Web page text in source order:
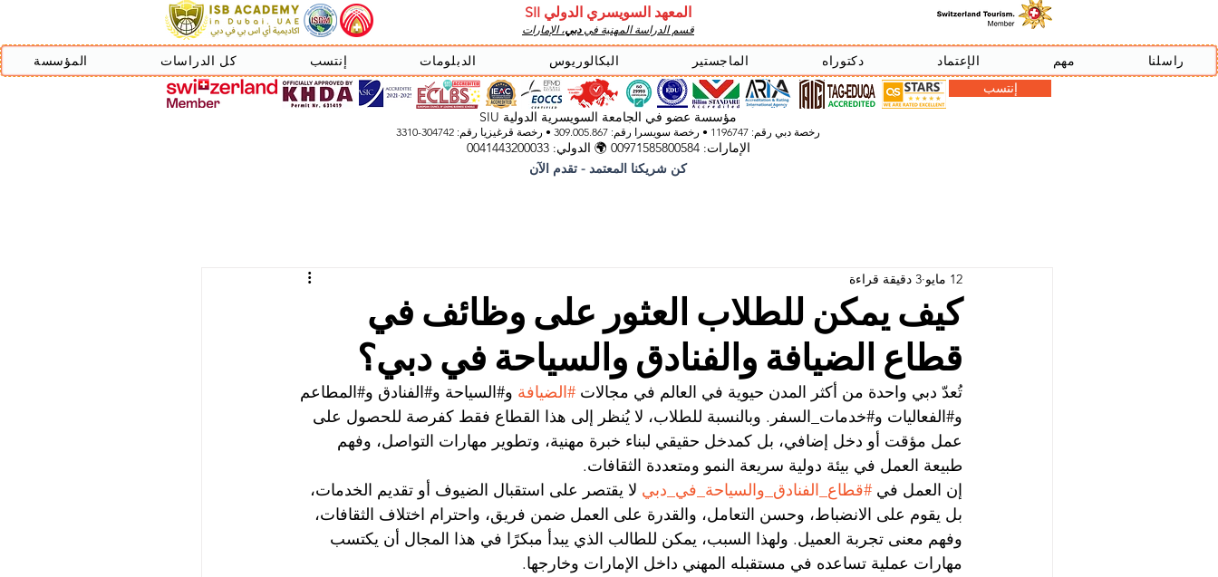
المعهد السويسري الدولي SII
قسم الدراسة المهنية فيدبي، الإمارات
المؤسسة كل الدراسات إنتسب الدبلومات البكالوريوس الماجستير دكتوراه الإعتماد مهم
راسلنا
إنتسب
مؤسسة عضو في الجامعة السويسرية الدولية SIU
رخصة دبي رقم: 1196747 • رخصة سويسرا رقم: 309.005.867 • رخصة قرغيزيا رقم: 304742-3310
الإمارات: 00971585800584 🌍 الدولي: 0041443200033
كن شريكنا المعتمد - تقدم الآن
كيف يمكن للطلاب العثور على وظائف في
قطاع الضيافة والفنادق والسياحة في دبي؟
12 مايو 3 دقيقة قراءة
تُعدّ دبي واحدة من أكثر المدن حيوية في العالم في مجالات #الضيافة و#السياحة و#الفنادق و#المطاعم
و#الفعاليات و#خدمات_السفر. وبالنسبة للطلاب، لا يُنظر إلى هذا القطاع فقط كفرصة للحصول على
عمل مؤقت أو دخل إضافي، بل كمدخل حقيقي لبناء خبرة مهنية، وتطوير مهارات التواصل، وفهم
طبيعة العمل في بيئة دولية سريعة النمو ومتعددة الثقافات.
إن العمل في #قطاع_الفنادق_والسياحة_في_دبي لا يقتصر على استقبال الضيوف أو تقديم الخدمات،
بل يقوم على الانضباط، وحسن التعامل، والقدرة على العمل ضمن فريق، واحترام اختلاف الثقافات،
وفهم معنى تجربة العميل. ولهذا السبب، يمكن للطالب الذي يبدأ مبكرًا في هذا المجال أن يكتسب
مهارات عملية تساعده في مستقبله المهني داخل الإمارات وخارجها.